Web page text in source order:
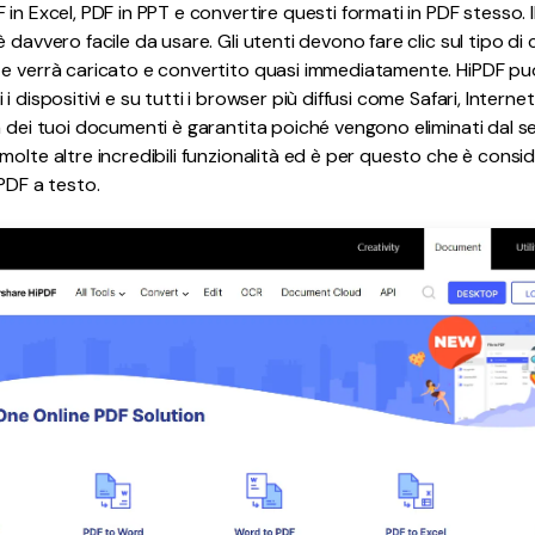
in Excel, PDF in PPT e convertire questi formati in PDF
davvero facile da usare. Gli utenti devono fare clic sul tipo di
verrà caricato e convertito quasi immediatamente. HiPDF
e su tutti i browser più diffusi come Safari,
dei tuoi documenti è garantita poiché vengono eliminati dal
molte altre incredibili funzionalità ed è per questo che è
a testo.